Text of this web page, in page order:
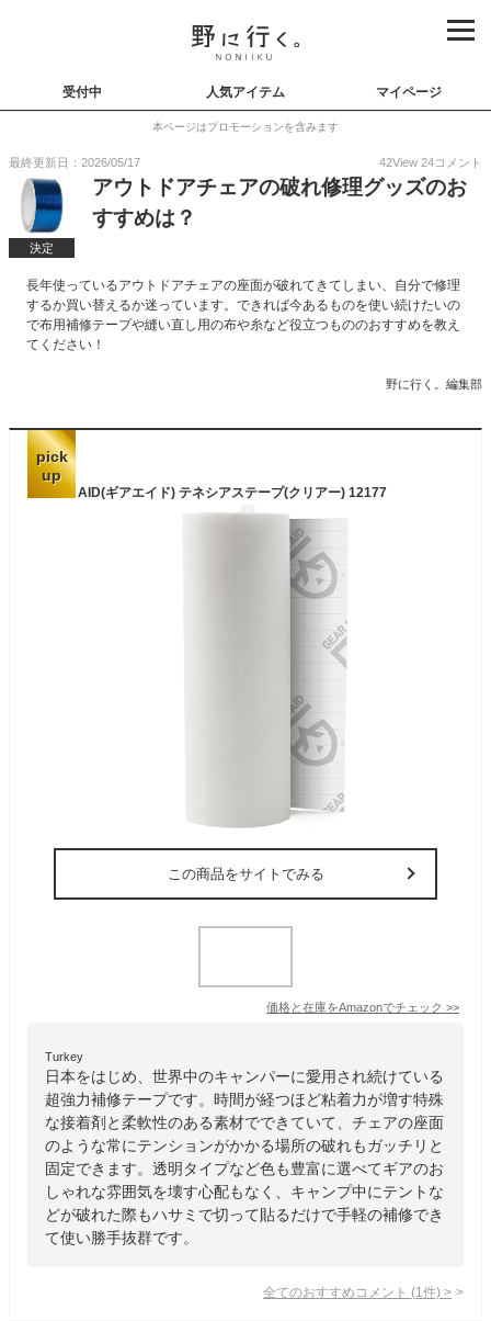
受付中 人気アイテム マイページ
本ページはプロモーションを含みます
最終更新日：2026/05/17 42View 24コメント
決定
アウトドアチェアの破れ修理グッズのお
すすめは？
長年使っているアウトドアチェアの座面が破れてきてしまい、自分で修理
するか買い替えるか迷っています。できれば今あるものを使い続けたいの
で布用補修テープや縫い直し用の布や糸など役立つもののおすすめを教え
てください！
野に行く。編集部
pick
up
GEAR AID(ギアエイド) テネシアステープ(クリアー) 12177
この商品をサイトでみる
価格と在庫をAmazonでチェック >>
Turkey
日本をはじめ、世界中のキャンパーに愛用され続けている
超強力補修テープです。時間が経つほど粘着力が増す特殊
な接着剤と柔軟性のある素材でできていて、チェアの座面
のような常にテンションがかかる場所の破れもガッチリと
固定できます。透明タイプなど色も豊富に選べてギアのお
しゃれな雰囲気を壊す心配もなく、キャンプ中にテントな
どが破れた際もハサミで切って貼るだけで手軽の補修でき
て使い勝手抜群です。
全てのおすすめコメント (1 件) >